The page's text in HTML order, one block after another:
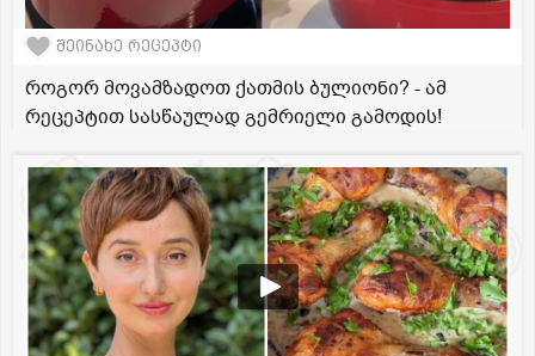
შეინახე რეცეპტი
როგორ მოვამზადოთ ქათმის ბულიონი? - ამ
რეცეპტით სასწაულად გემრიელი გამოდის!